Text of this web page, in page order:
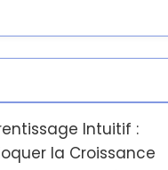
Intuitif :
la Croissance